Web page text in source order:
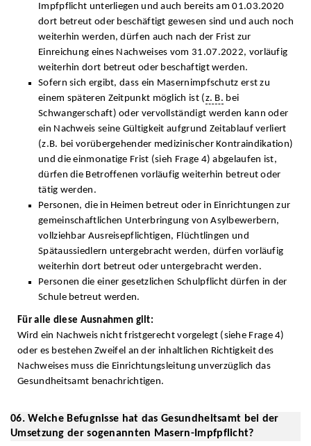
Impfpflicht unterliegen und auch bereits am 01.03.2020
dort betreut oder beschäftigt gewesen sind und auch noch
weiterhin werden, dürfen auch nach der Frist zur
Einreichung eines Nachweises vom 31.07.2022, vorläufig
weiterhin dort betreut oder beschaftigt werden.
Sofern sich ergibt, dass ein Masernimpfschutz erst zu
einem späteren Zeitpunkt möglich ist ( z. B. bei
Schwangerschaft) oder vervollständigt werden kann oder
ein Nachweis seine Gültigkeit aufgrund Zeitablauf verliert
(z.B. bei vorübergehender medizinischer Kontraindikation)
und die einmonatige Frist (sieh Frage 4) abgelaufen ist,
dürfen die Betroffenen vorläufig weiterhin betreut oder
tätig werden.
Personen, die in Heimen betreut oder in Einrichtungen zur
gemeinschaftlichen Unterbringung von Asylbewerbern,
vollziehbar Ausreisepflichtigen, Flüchtlingen und
Spätaussiedlern untergebracht werden, dürfen vorläufig
weiterhin dort betreut oder untergebracht werden.
Personen die einer gesetzlichen Schulpflicht dürfen in der
Schule betreut werden.
Für alle diese Ausnahmen gilt:
Wird ein Nachweis nicht fristgerecht vorgelegt (siehe Frage 4)
oder es bestehen Zweifel an der inhaltlichen Richtigkeit des
Nachweises muss die Einrichtungsleitung unverzüglich das
Gesundheitsamt benachrichtigen.
06. Welche Befugnisse hat das Gesundheitsamt bei der
Umsetzung der sogenannten Masern-Impfpflicht?